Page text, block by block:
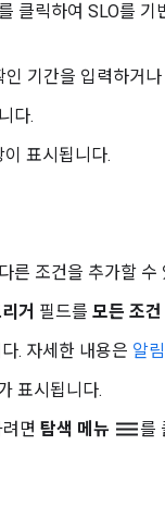
클릭하여 SLO를
인 기간을 입력하거
다.
이 표시됩니다.
른 조건을 추가할 수
거 필드를 모든 조건
. 자세한 내용은 알
표시됩니다.
면 탐색 메뉴 dehaze를